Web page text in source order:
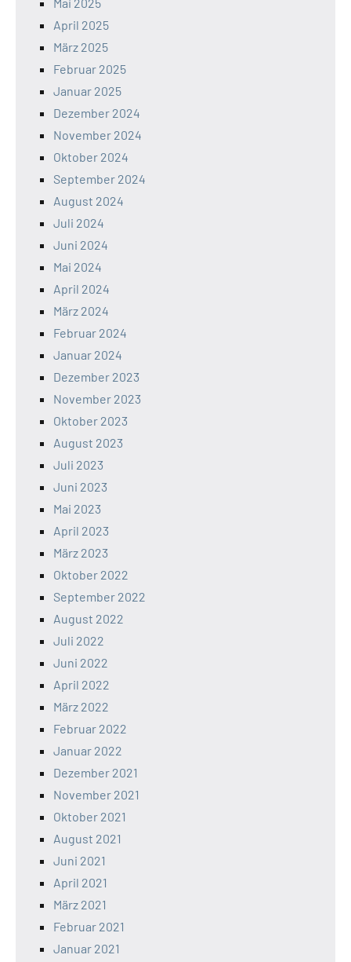
April 2025
März 2025
Februar 2025
Januar 2025
Dezember 2024
November 2024
Oktober 2024
September 2024
August 2024
Juli 2024
Juni 2024
Mai 2024
April 2024
März 2024
Februar 2024
Januar 2024
Dezember 2023
November 2023
Oktober 2023
August 2023
Juli 2023
Juni 2023
Mai 2023
April 2023
März 2023
Oktober 2022
September 2022
August 2022
Juli 2022
Juni 2022
April 2022
März 2022
Februar 2022
Januar 2022
Dezember 2021
November 2021
Oktober 2021
August 2021
Juni 2021
April 2021
März 2021
Februar 2021
Januar 2021